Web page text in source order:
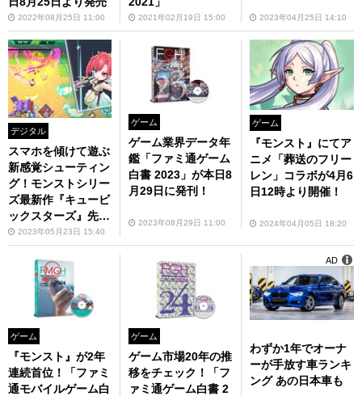
2022年08月25日 11:00 2021年02月19日 15:00 2023年04月25日 14:10
デジタル
スマホを傾けて遊ぶ
新感覚シューティン
グ！モンストシリー
ズ最新作『キュービ
ックスターズ』先行
体験レポ
2023年05月23日 15:40
ゲーム
ゲーム業界データ年
鑑「ファミ通ゲーム
白書 2023」が本日8
月29日に発刊！
2023年08月29日 11:00
ゲーム
『モンスト』にてア
ニメ「葬送のフリー
レン」コラボが4月6
日12時より開催！
2024年04月05日 18:20
ゲーム
『モンスト』が2年
連続首位！「ファミ
通モバイルゲーム白
ゲーム
ゲーム市場20年の推
移をチェック！「フ
ァミ通ゲーム白書 2
わずか1年でオーナ
ーが手放す車ランキ
ング あの日本車も
AD